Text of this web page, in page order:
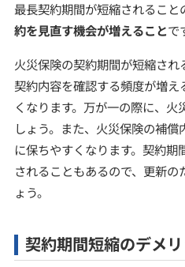
最長契約期間が短縮されること
約を見直す機会が増えることで
火災保険の契約期間が短縮され
契約内容を確認する頻度が増え
くなります。万が一の際に、
しょう。また、火災保険の補
に保ちやすくなります。契約期
されることもあるので、更新
ょう。
契約期間短縮のデメ